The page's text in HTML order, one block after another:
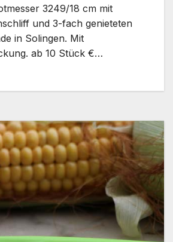
3249/18 cm mit
und 3-fach genieteten
in Solingen. Mit
ab 10 Stück €…